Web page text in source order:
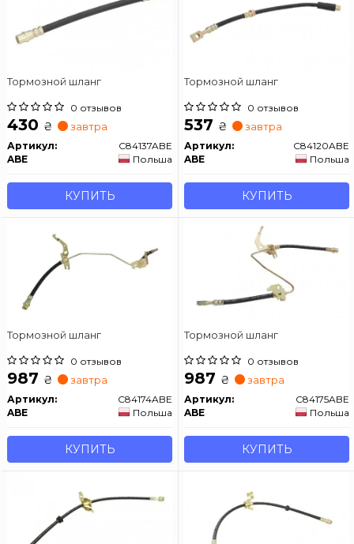
Тормозной шланг
0 отзывов
430 ₴ завтра
Артикул:
C84137ABE
ABE
Польша
КУПИТЬ
Тормозной шланг
0 отзывов
537 ₴ завтра
Артикул:
C84120ABE
ABE
Польша
КУПИТЬ
Тормозной шланг
0 отзывов
987 ₴ завтра
Артикул:
C84174ABE
ABE
Польша
КУПИТЬ
Тормозной шланг
0 отзывов
987 ₴ завтра
Артикул:
C84175ABE
ABE
Польша
КУПИТЬ